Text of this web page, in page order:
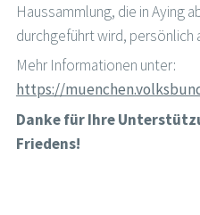
Haussammlung, die in Aying
durchgeführt wird, persönlich
Mehr Informationen unter:
https://
Danke für Ihre
Friedens!